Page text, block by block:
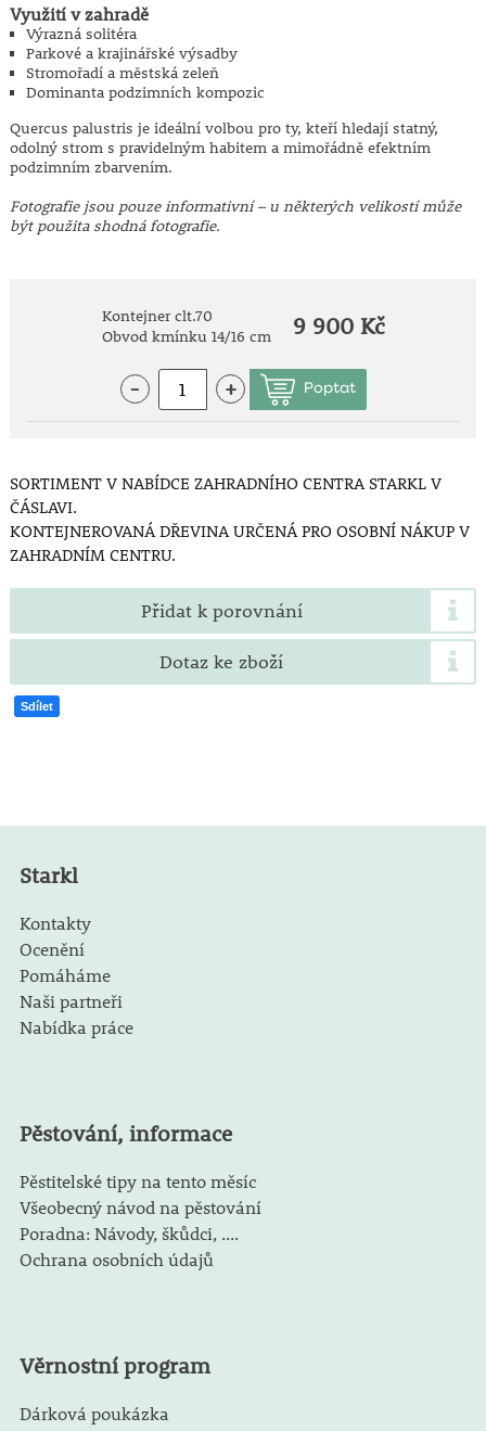
Využití v zahradě
Výrazná solitéra
Parkové a krajinářské výsadby
Stromořadí a městská zeleň
Dominanta podzimních kompozic
Quercus palustris je ideální volbou pro ty, kteří hledají statný,
odolný strom s pravidelným habitem a mimořádně efektním
podzimním zbarvením.
Fotografie jsou pouze informativní – u některých velikostí může
být použita shodná fotografie.
Kontejner clt.70
Obvod kmínku 14/16 cm
9 900 Kč
- +
SORTIMENT V NABÍDCE ZAHRADNÍHO CENTRA STARKL V
ČÁSLAVI.
KONTEJNEROVANÁ DŘEVINA URČENÁ PRO OSOBNÍ NÁKUP V
ZAHRADNÍM CENTRU.
Přidat k porovnání
Dotaz ke zboží
Sdílet
Starkl
Kontakty
Ocenění
Pomáháme
Naši partneři
Nabídka práce
Pěstování, informace
Pěstitelské tipy na tento měsíc
Všeobecný návod na pěstování
Poradna: Návody, škůdci, ....
Ochrana osobních údajů
Věrnostní program
Dárková poukázka